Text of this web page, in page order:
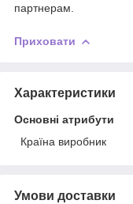
партнерам.
Приховати
Характеристики
Основні атрибути
Країна виробник
Умови доставки